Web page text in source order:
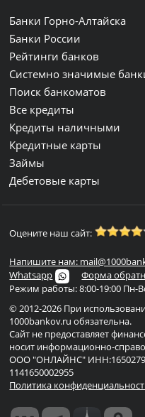
Банки Горно-Алтайска
Банки России
Рейтинги банков
Системно значимые
Поиск банкоматов
Все кредиты
Кредиты наличными
Кредитные карты
Займы
Дебетовые карты
Оцените наш сайт:
Напишите нам:
Whatsapp
Форма
Режим работы: 8:00-19:00 Пн-
© 2012-2026 При
1000bankov.ru обязательна.
Сайт не предоставляет
носит информационно-
ООО "ОНЛАЙНС"
1141650002955
Политика